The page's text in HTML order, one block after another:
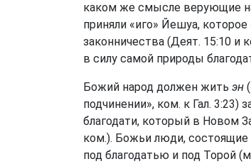
каком же смысле верующие
приняли «иго» Йешуа,
законничества (Деят. 15:10 и
в силу самой природы
Божий народ должен жить эн
подчинении», ком. к Гал.
благодати, который в Новом
ком.). Божьи люди,
под благодатью и под Торой